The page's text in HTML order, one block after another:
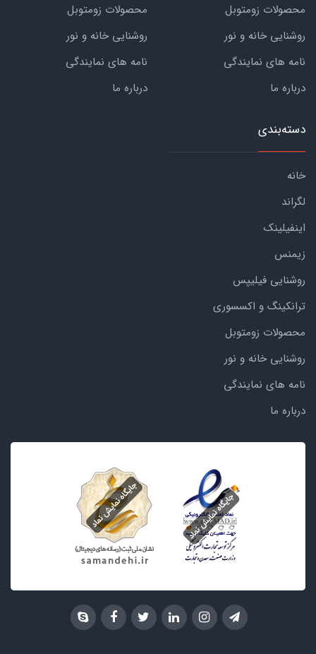
محصولات زومتوبل
روشنایی خانه و نور
نامه های نمایندگی
درباره ما
محصولات زومتوبل
روشنایی خانه و نور
نامه های نمایندگی
درباره ما
دسته‌بندی
خانه
لگراند
اینفیلینک
زیمنس
روشنایی فیلیپس
ترانکینگ و اکسسوری
محصولات زومتوبل
روشنایی خانه و نور
نامه های نمایندگی
درباره ما